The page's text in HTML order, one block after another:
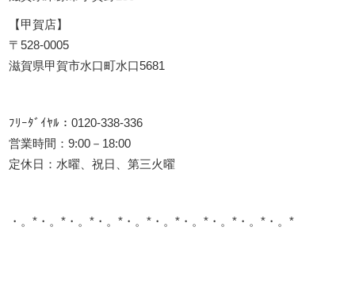
【甲賀店】
〒528-0005
滋賀県甲賀市水口町水口5681
ﾌﾘｰﾀﾞｲﾔﾙ：0120-338-336
営業時間：9:00－18:00
定休日：水曜、祝日、第三火曜
・。*・。*・。*・。*・。*・。*・。*・。*・。*・。*